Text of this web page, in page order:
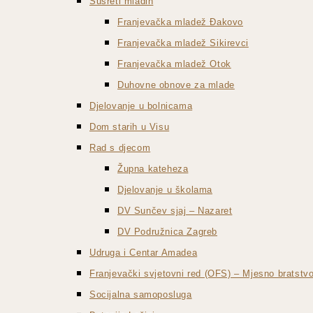
Franjevačka mladež Đakovo
Franjevačka mladež Sikirevci
Franjevačka mladež Otok
Duhovne obnove za mlade
Djelovanje u bolnicama
Dom starih u Visu
Rad s djecom
Župna kateheza
Djelovanje u školama
DV Sunčev sjaj – Nazaret
DV Podružnica Zagreb
Udruga i Centar Amadea
Franjevački svjetovni red (OFS) – Mjesno
Socijalna samoposluga